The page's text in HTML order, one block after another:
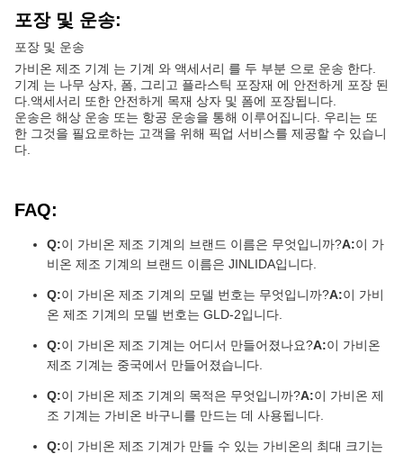
포장 및 운송:
포장 및 운송
가비온 제조 기계 는 기계 와 액세서리 를 두 부분 으로 운송 한다.
기계 는 나무 상자, 폼, 그리고 플라스틱 포장재 에 안전하게 포장 된
다.액세서리 또한 안전하게 목재 상자 및 폼에 포장됩니다.
운송은 해상 운송 또는 항공 운송을 통해 이루어집니다. 우리는 또
한 그것을 필요로하는 고객을 위해 픽업 서비스를 제공할 수 있습니
다.
FAQ:
Q:이 가비온 제조 기계의 브랜드 이름은 무엇입니까?A:이 가
비온 제조 기계의 브랜드 이름은 JINLIDA입니다.
Q:이 가비온 제조 기계의 모델 번호는 무엇입니까?A:이 가비
온 제조 기계의 모델 번호는 GLD-2입니다.
Q:이 가비온 제조 기계는 어디서 만들어졌나요?A:이 가비온
제조 기계는 중국에서 만들어졌습니다.
Q:이 가비온 제조 기계의 목적은 무엇입니까?A:이 가비온 제
조 기계는 가비온 바구니를 만드는 데 사용됩니다.
Q:이 가비온 제조 기계가 만들 수 있는 가비온의 최대 크기는